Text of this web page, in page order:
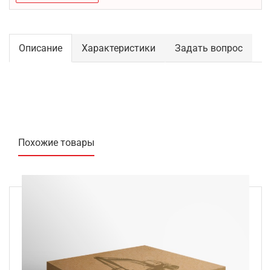
Описание Характеристики Задать вопрос
Похожие товары